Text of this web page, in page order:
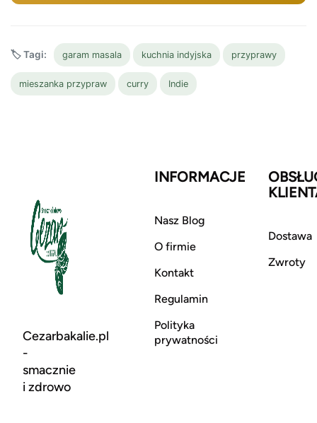
🏷️ Tagi: garam masala kuchnia indyjska przyprawy
mieszanka przypraw curry Indie
Cezarbakalie.pl
-
smacznie
i zdrowo
INFORMACJE
Nasz Blog
O firmie
Kontakt
Regulamin
Polityka
prywatności
Dostawa
Zwroty